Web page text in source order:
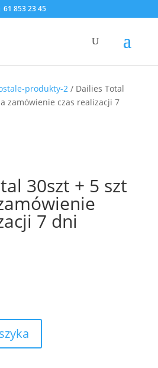
61 853 23 45
produkty-2/ Dailies Total
zamówienie czas realizacji 7
30szt + 5 szt
7 dni